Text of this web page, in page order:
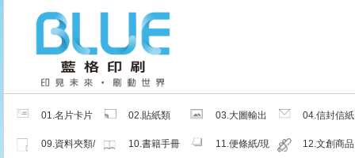
01.名片卡片
02.貼紙類
03.大圖輸出
04.信封信紙
09.資料夾類/
10.書籍手冊
11.便條紙/現
12.文創商品